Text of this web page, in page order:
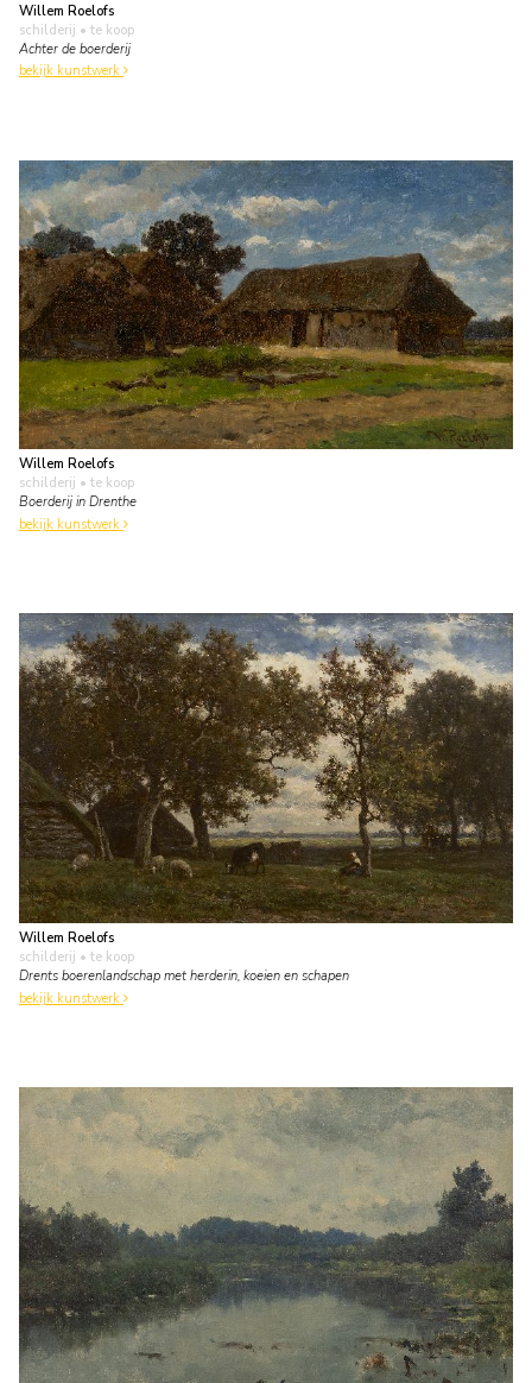
Willem Roelofs
schilderij • te koop
Achter de boerderij
bekijk kunstwerk
Willem Roelofs
schilderij • te koop
Boerderij in Drenthe
bekijk kunstwerk
Willem Roelofs
schilderij • te koop
Drents boerenlandschap met herderin, koeien en schapen
bekijk kunstwerk